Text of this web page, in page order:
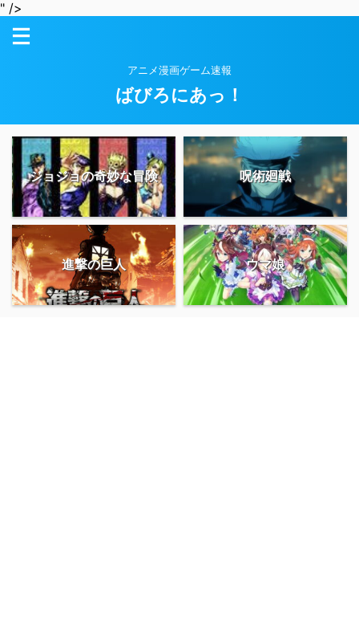
" />
アニメ漫画ゲーム速報
ばびろにあっ！
ジョジョの奇妙な冒険 呪術廻戦
進撃の巨人 ウマ娘